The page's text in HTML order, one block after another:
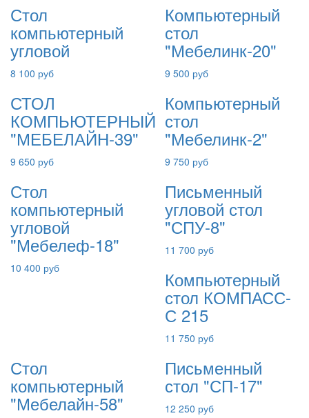
Стол
компьютерный
угловой
8 100 руб
Компьютерный
стол
"Мебелинк-20"
9 500 руб
СТОЛ
КОМПЬЮТЕРНЫЙ
"МЕБЕЛАЙН-39"
9 650 руб
Компьютерный
стол
"Мебелинк-2"
9 750 руб
Стол
компьютерный
угловой
"Мебелеф-18"
10 400 руб
Письменный
угловой стол
"СПУ-8"
11 700 руб
Компьютерный
стол КОМПАСС-
С 215
11 750 руб
Стол
компьютерный
"Мебелайн-58"
Письменный
стол "СП-17"
12 250 руб